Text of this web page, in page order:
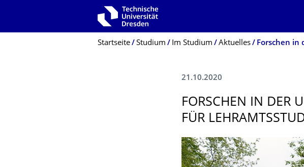
Zur Hauptnavigation springen
Breadcrumb-Menü
Startseite Studium Im Studium Aktuelles
21.10.2020
FORSCHEN IN DER
FÜR